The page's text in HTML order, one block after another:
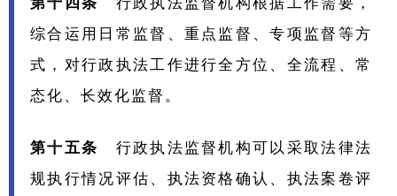
综合运用日常监督、重点监督、专项监督等方
式，对行政执法工作进行全方位、全流程、常
态化、长效化监督。
第十五条
行政执法监督机构可以采取法律法
规执行情况评估、执法资格确认、执法案卷评